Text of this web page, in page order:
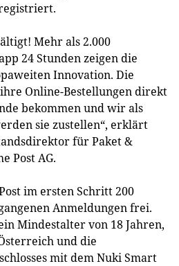
Mehr als 2.000
24 Stunden zeigen die
Innovation. Die
Online-Bestellungen direkt
bekommen und wir als
sie zustellen“, erklärt
für Paket &
Post AG.
im ersten Schritt 200
Anmeldungen frei.
Mindestalter von 18 Jahren,
und die
mit dem Nuki Smart